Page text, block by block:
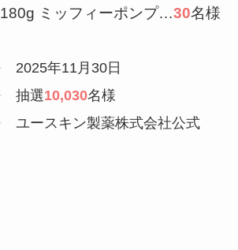
ミッフィーポンプ…30名様
2025年11月30日
抽選10,030名様
ユースキン製薬株式会社公式